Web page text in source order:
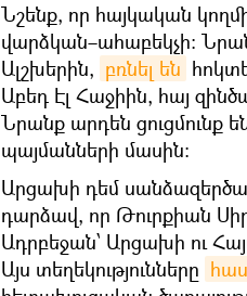
Նշենք, որ հայկական
վարձկան–ահաբեկչի։
Ալշխերին, բռնել են
Աբեդ Էլ Հաջիին, հայ
Նրանք արդեն ցուցմունք
պայմանների մասին։
Արցախի դեմ
դարձավ, որ Թուրքիան
Ադրբեջան՝ Արցախի ու
Այս տեղեկությունները